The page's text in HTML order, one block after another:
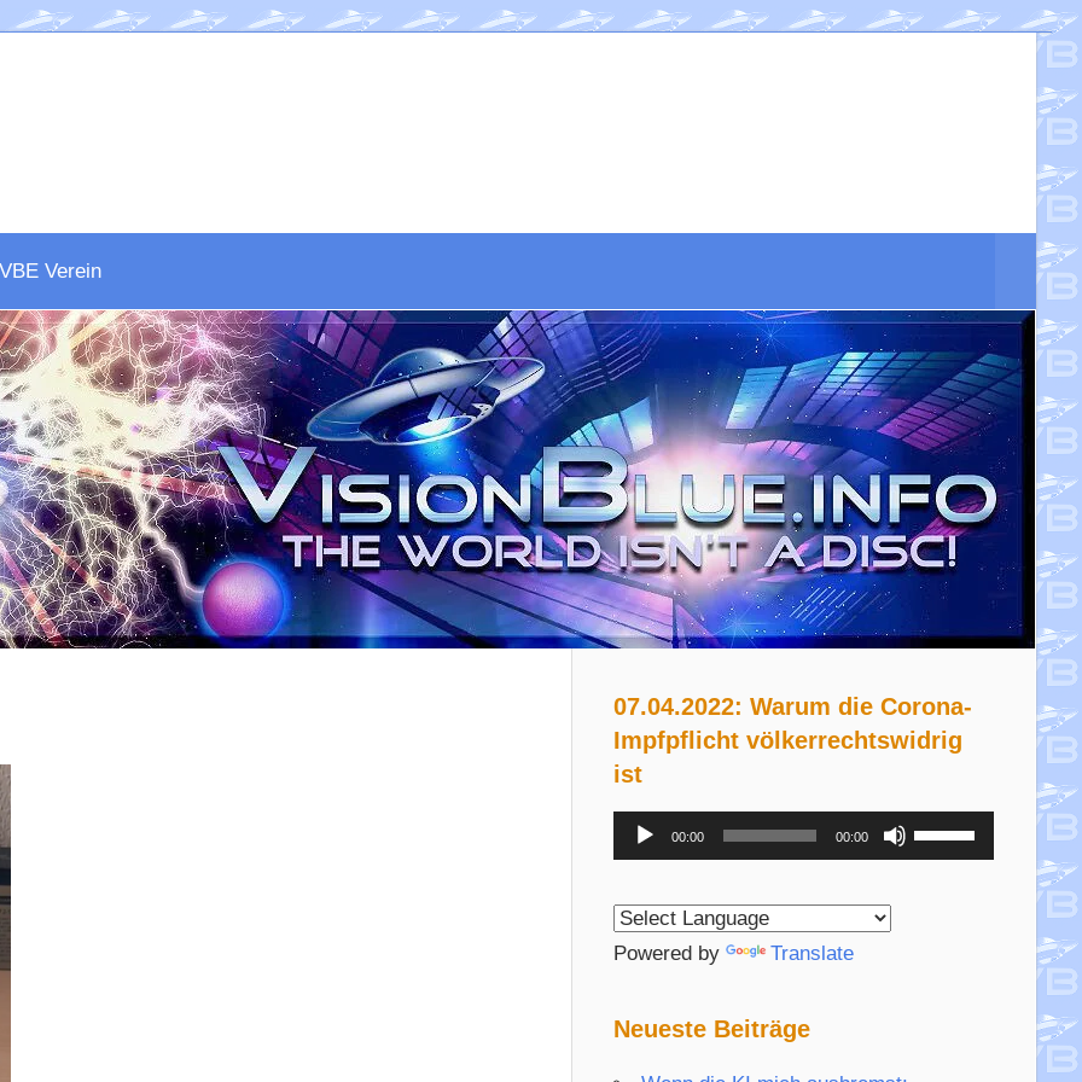
Suche
VBE Verein
07.04.2022: Warum die Corona-
Impfpflicht völkerrechtswidrig
ist
Audio-
Player
00:00 00:00
Pfeiltasten
Hoch/Runter
Powered by Translate
Neueste Beiträge